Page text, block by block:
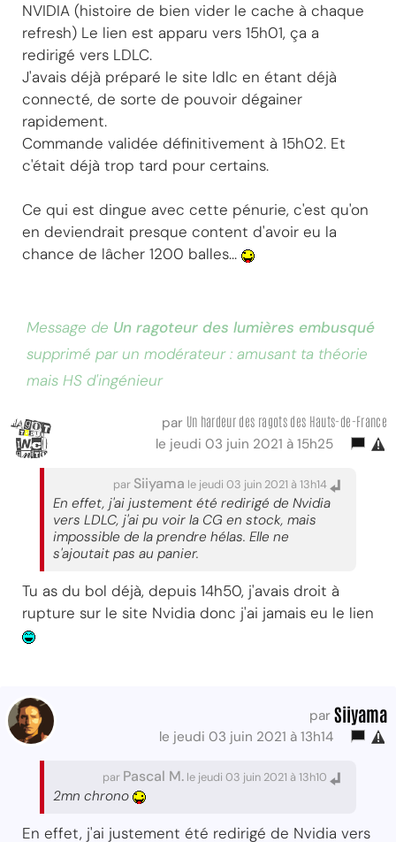
NVIDIA (histoire de bien vider le cache à chaque
refresh) Le lien est apparu vers 15h01, ça a
redirigé vers LDLC.
J'avais déjà préparé le site ldlc en étant déjà
connecté, de sorte de pouvoir dégainer
rapidement.
Commande validée définitivement à 15h02. Et
c'était déjà trop tard pour certains.
Ce qui est dingue avec cette pénurie, c'est qu'on
en deviendrait presque content d'avoir eu la
chance de lâcher 1200 balles...
Message de Un ragoteur des lumières embusqué
supprimé par un modérateur : amusant ta théorie
mais HS d'ingénieur
par Un hardeur des ragots des Hauts-de-France
le jeudi 03 juin 2021 à 15h25
par Siiyama le jeudi 03 juin 2021 à 13h14
En effet, j'ai justement été redirigé de Nvidia
vers LDLC, j'ai pu voir la CG en stock, mais
impossible de la prendre hélas. Elle ne
s'ajoutait pas au panier.
Tu as du bol déjà, depuis 14h50, j'avais droit à
rupture sur le site Nvidia donc j'ai jamais eu le lien
par Siiyama
le jeudi 03 juin 2021 à 13h14
par Pascal M. le jeudi 03 juin 2021 à 13h10
2mn chrono
En effet, j'ai justement été redirigé de Nvidia vers